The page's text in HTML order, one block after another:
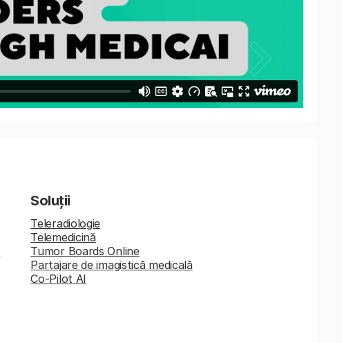
Soluții
Teleradiologie
Telemedicină
Tumor Boards Online
Partajare de imagistică medicală
Co-Pilot AI